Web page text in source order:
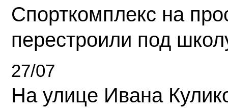
Спорткомплекс на
перестроили под
27/07
На улице Ивана